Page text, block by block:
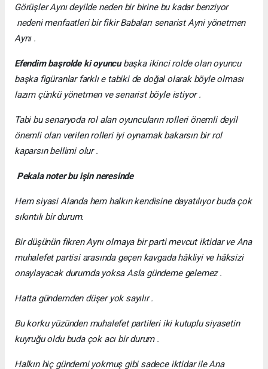
Görüşler Aynı deyilde neden bir birine bu kadar benziyor
nedeni menfaatleri bir fikir Babaları senarist Ayni yönetmen
Aynı .
Efendim başrolde ki oyuncubaşka ikinci rolde olan oyuncu
başka figüranlar farklı e tabiki de doğal olarak böyle olması
lazım çünkü yönetmen ve senarist böyle istiyor .
Tabi bu senaryoda rol alan oyuncuların rolleri önemli deyil
önemli olan verilen rolleri iyi oynamak bakarsın bir rol
kaparsın bellimi olur .
Pekala noter bu işin neresinde
Hem siyasi Alanda hem halkın kendisine dayatılıyor buda çok
sıkıntılı bir durum.
Bir düşünün fikren Aynı olmaya bir parti mevcut iktidar ve Ana
muhalefet partisi arasında geçen kavgada hâkliyi ve hâksizi
onaylayacak durumda yoksa Asla gündeme gelemez .
Hatta gündemden düşer yok sayılır .
Bu korku yüzünden muhalefet partileri iki kutuplu siyasetin
kuyruğu oldu buda çok acı bir durum .
Halkın hiç gündemi yokmuş gibi sadece iktidar ile Ana